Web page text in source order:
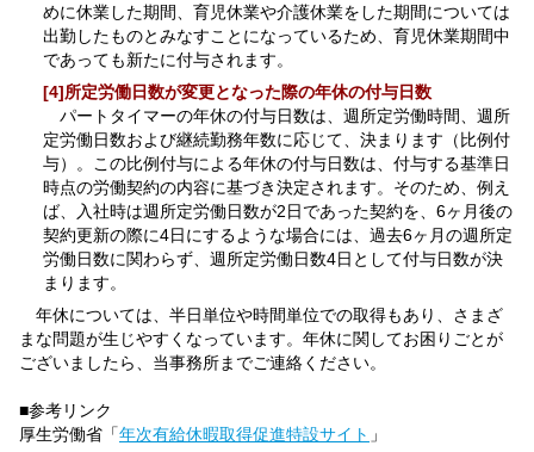
めに休業した期間、育児休業や介護休業をした期間については
出勤したものとみなすことになっているため、育児休業期間中
であっても新たに付与されます。
[4]所定労働日数が変更となった際の年休の付与日数
パートタイマーの年休の付与日数は、週所定労働時間、週所
定労働日数および継続勤務年数に応じて、決まります（比例付
与）。この比例付与による年休の付与日数は、付与する基準日
時点の労働契約の内容に基づき決定されます。そのため、例え
ば、入社時は週所定労働日数が2日であった契約を、6ヶ月後の
契約更新の際に4日にするような場合には、過去6ヶ月の週所定
労働日数に関わらず、週所定労働日数4日として付与日数が決
まります。
年休については、半日単位や時間単位での取得もあり、さまざ
まな問題が生じやすくなっています。年休に関してお困りごとが
ございましたら、当事務所までご連絡ください。
■参考リンク
厚生労働省「年次有給休暇取得促進特設サイト 」